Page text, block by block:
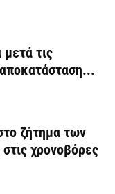
τις
ζήτημα των
χρονοβόρες